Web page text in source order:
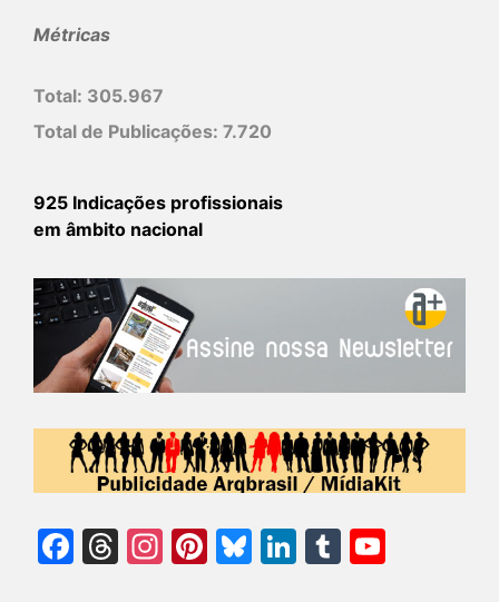
Métricas
Total: 305.967
Total de Publicações: 7.720
925 Indicações profissionais
em âmbito nacional
Facebook
Threads
Instagram
Pinterest
Bluesky
LinkedIn
Tumblr